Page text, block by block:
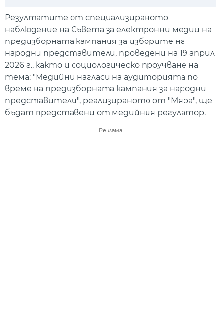
Резултатите от специализираното
наблюдение на Съвета за електронни медии на
предизборната кампания за изборите на
народни представители, проведени на 19 април
2026 г., както и социологическо проучване на
тема: "Медийни нагласи на аудиторията по
време на предизборната кампания за народни
представители", реализираното от "Мяра", ще
бъдат представени от медийния регулатор.
Реклама